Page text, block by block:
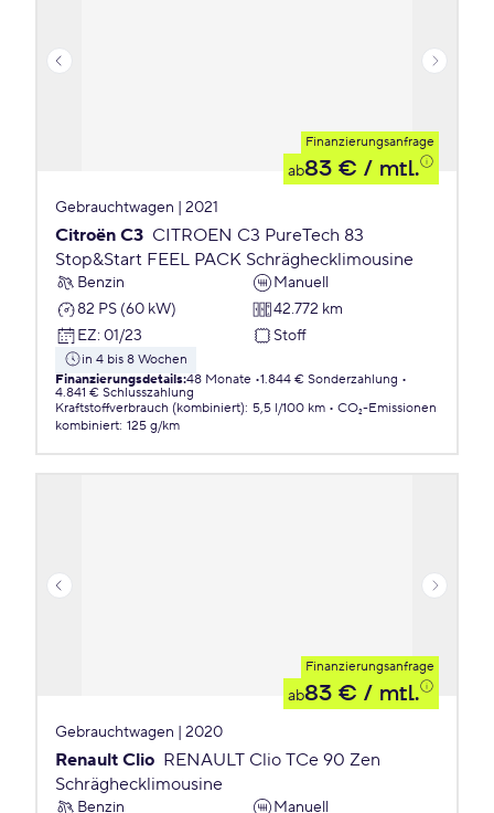
Finanzierungsanfrage
ab83 € / mtl.
Gebrauchtwagen | 2021
Citroën C3 CITROEN C3 PureTech 83
Stop&Start FEEL PACK Schräghecklimousine
Benzin
Manuell
82 PS (60 kW)
42.772 km
EZ: 01/23 Stoff
in 4 bis 8 Wochen
Finanzierungsdetails:48 Monate 1.844 € Sonderzahlung
4.841 € Schlusszahlung
Kraftstoffverbrauch (kombiniert): 5,5 l/100 km
CO₂-Emissionen
kombiniert: 125 g/km
Finanzierungsanfrage
ab83 € / mtl.
Gebrauchtwagen | 2020
Renault Clio RENAULT Clio TCe 90 Zen
Schräghecklimousine
Benzin
Manuell